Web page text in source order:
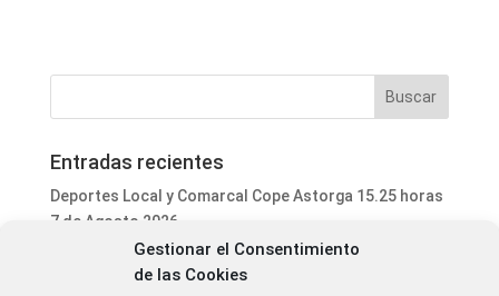
Gestionar el Consentimiento
de las Cookies
Entradas recientes
Deportes Local y Comarcal Cope Astorga 15.25 horas
7 de Agosto 2026
Informativo Mediodía Cope Astorga 14.20 horas 7 de
Agosto 2026